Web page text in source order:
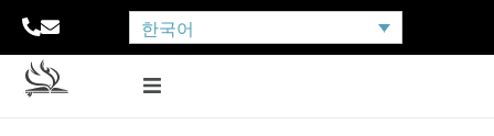
한국어